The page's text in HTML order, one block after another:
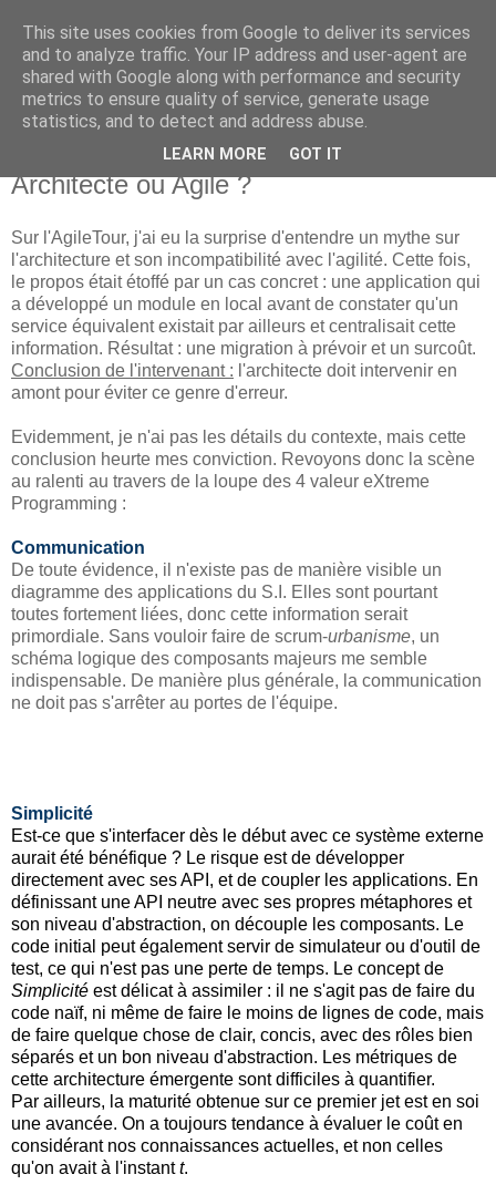
new Blog( perso );
Yet another Java blog, comme on dit
Architecte ou Agile ?
Sur l'AgileTour, j'ai eu la surprise d'entendre un mythe sur
l'architecture et son incompatibilité avec l'agilité. Cette fois,
le propos était étoffé par un cas concret : une application qui
a développé un module en local avant de constater qu'un
service équivalent existait par ailleurs et centralisait cette
information. Résultat : une migration à prévoir et un surcoût.
Conclusion de l'intervenant : l'architecte doit intervenir en
amont pour éviter ce genre d'erreur.
Evidemment, je n'ai pas les détails du contexte, mais cette
conclusion heurte mes conviction. Revoyons donc la scène
au ralenti au travers de la loupe des 4 valeur eXtreme
Programming :
Communication
De toute évidence, il n'existe pas de manière visible un
diagramme des applications du S.I. Elles sont pourtant
toutes fortement liées, donc cette information serait
primordiale. Sans vouloir faire de scrum-urbanisme, un
schéma logique des composants majeurs me semble
indispensable. De manière plus générale, la communication
ne doit pas s'arrêter au portes de l'équipe.
Simplicité
Est-ce que s'interfacer dès le début avec ce système externe
aurait été bénéfique ? Le risque est de développer
directement avec ses API, et de coupler les applications. En
définissant une API neutre avec ses propres métaphores et
son niveau d'abstraction, on découple les composants. Le
code initial peut également servir de simulateur ou d'outil de
test, ce qui n'est pas une perte de temps. Le concept de
Simplicité est délicat à assimiler : il ne s'agit pas de faire du
code naïf, ni même de faire le moins de lignes de code, mais
de faire quelque chose de clair, concis, avec des rôles bien
séparés et un bon niveau d'abstraction. Les métriques de
cette architecture émergente sont difficiles à quantifier.
Par ailleurs, la maturité obtenue sur ce premier jet est en soi
une avancée. On a toujours tendance à évaluer le coût en
considérant nos connaissances actuelles, et non celles
qu'on avait à l'instantt.
This site uses cookies from Google to deliver its services
and to analyze traffic. Your IP address and user-agent are
shared with Google along with performance and security
metrics to ensure quality of service, generate usage
statistics, and to detect and address abuse.
LEARN MORE GOT IT